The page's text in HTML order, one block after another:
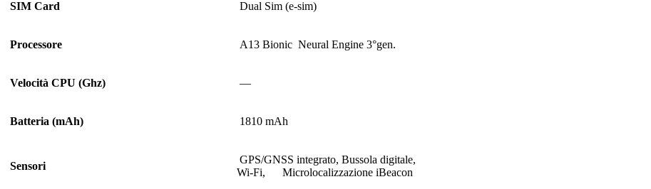
SIM Card Dual Sim (e-sim)
Processore A13 Bionic Neural Engine 3°gen.
Velocità CPU (Ghz) —
Batteria (mAh) 1810 mAh
Sensori
GPS/GNSS integrato, Bussola digitale,
Wi‑Fi, Microlocaliz­zazione iBeacon